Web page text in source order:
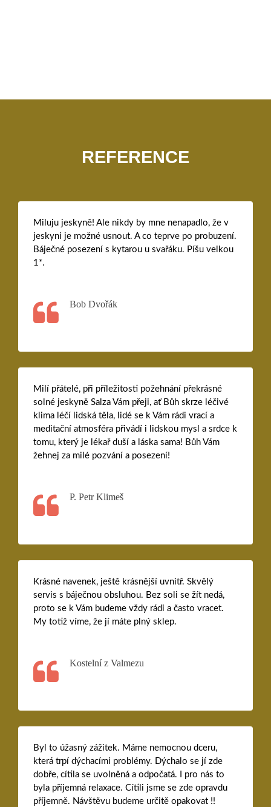
REFERENCE
Miluju jeskyně! Ale nikdy by mne nenapadlo, že v
jeskyni je možné usnout. A co teprve po probuzení.
Báječné posezení s kytarou u svařáku. Píšu velkou
1*.
Bob Dvořák
Milí přátelé, při příležitosti požehnání překrásné
solné jeskyně Salza Vám přeji, ať Bůh skrze léčivé
klima léčí lidská těla, lidé se k Vám rádi vrací a
meditační atmosféra přivádí i lidskou mysl a srdce k
tomu, který je lékař duší a láska sama! Bůh Vám
žehnej za milé pozvání a posezení!
P. Petr Klimeš
Krásné navenek, ještě krásnější uvnitř. Skvělý
servis s báječnou obsluhou. Bez soli se žít nedá,
proto se k Vám budeme vždy rádi a často vracet.
My totiž víme, že jí máte plný sklep.
Kostelní z Valmezu
Byl to úžasný zážitek. Máme nemocnou dceru,
která trpí dýchacími problémy. Dýchalo se jí zde
dobře, cítila se uvolněná a odpočatá. I pro nás to
byla příjemná relaxace. Cítili jsme se zde opravdu
příjemně. Návštěvu budeme určitě opakovat !!